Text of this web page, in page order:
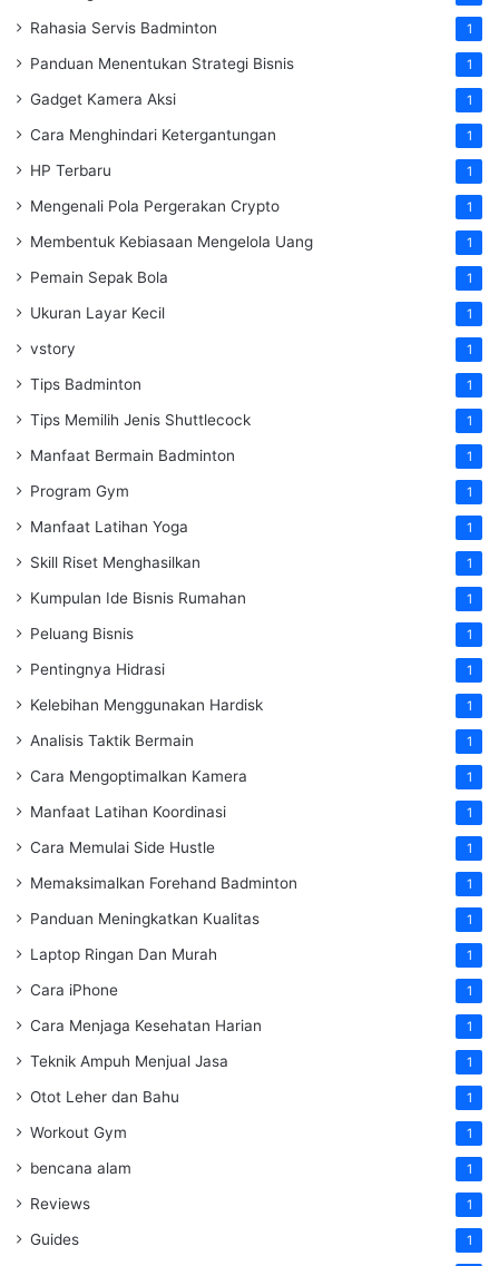
Rahasia Servis Badminton 1
Panduan Menentukan Strategi Bisnis 1
Gadget Kamera Aksi 1
Cara Menghindari Ketergantungan 1
HP Terbaru 1
Mengenali Pola Pergerakan Crypto 1
Membentuk Kebiasaan Mengelola Uang 1
Pemain Sepak Bola 1
Ukuran Layar Kecil 1
vstory 1
Tips Badminton 1
Tips Memilih Jenis Shuttlecock 1
Manfaat Bermain Badminton 1
Program Gym 1
Manfaat Latihan Yoga 1
Skill Riset Menghasilkan 1
Kumpulan Ide Bisnis Rumahan 1
Peluang Bisnis 1
Pentingnya Hidrasi 1
Kelebihan Menggunakan Hardisk 1
Analisis Taktik Bermain 1
Cara Mengoptimalkan Kamera 1
Manfaat Latihan Koordinasi 1
Cara Memulai Side Hustle 1
Memaksimalkan Forehand Badminton 1
Panduan Meningkatkan Kualitas 1
Laptop Ringan Dan Murah 1
Cara iPhone 1
Cara Menjaga Kesehatan Harian 1
Teknik Ampuh Menjual Jasa 1
Otot Leher dan Bahu 1
Workout Gym 1
bencana alam 1
Reviews 1
Guides 1